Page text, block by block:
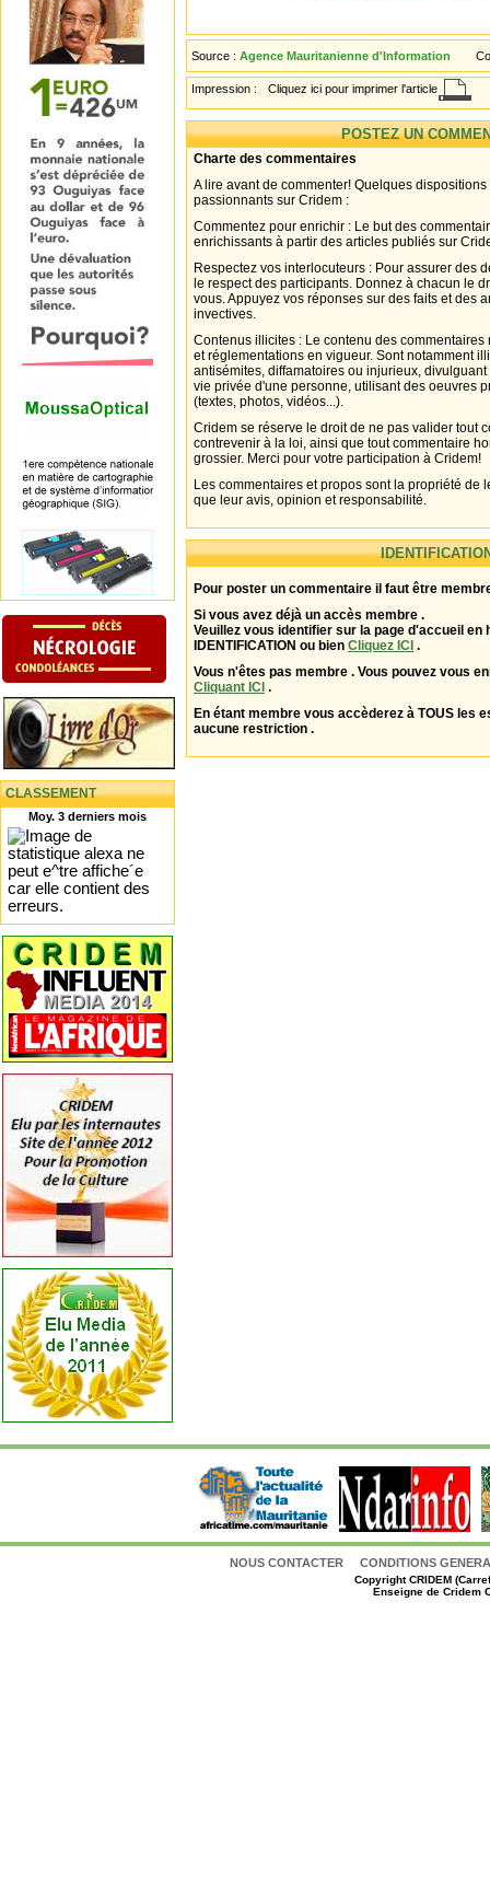
CLASSEMENT
Moy. 3 derniers mois
Source : Agence Mauritanienne d'Information
Impression : Cliquez ici pour imprimer l'article
POSTEZ UN
Charte des commentaires
A lire avant de commenter! Quelques
passionnants sur Cridem :
Commentez pour enrichir : Le but des
enrichissants à partir des articles publiés sur
Respectez vos interlocuteurs : Pour assurer des
le respect des participants. Donnez à chacun le
vous. Appuyez vos réponses sur des faits et des
invectives.
Contenus illicites : Le contenu des
et réglementations en vigueur. Sont notamment
antisémites, diffamatoires ou injurieux,
vie privée d'une personne, utilisant des oeuvres
(textes, photos, vidéos...).
Cridem se réserve le droit de ne pas valider tout
contrevenir à la loi, ainsi que tout commentaire
grossier. Merci pour votre participation à Cridem!
Les commentaires et propos sont la propriété de
que leur avis, opinion et responsabilité.
Pour poster un commentaire il faut être
Si vous avez déjà un accès membre .
Veuillez vous identifier sur la page d'accueil en
IDENTIFICATION ou bien Cliquez ICI .
Vous n'êtes pas membre . Vous pouvez vous
Cliquant ICI .
En étant membre vous accèderez à TOUS les
aucune restriction .
NOUS CONTACTER CONDITIONS
CopyrightCRIDEM
Enseigne de Cridem